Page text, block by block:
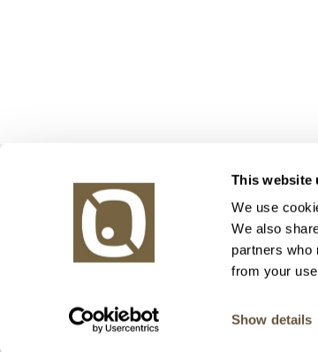
This website
We use
We also
partners who
from your
Show details
Korunní 972/75
130 00 Praha 3
tel.: +420 800 10 10 10, +420 737 196 183
E-mail: info@obrazyvaukci.cz